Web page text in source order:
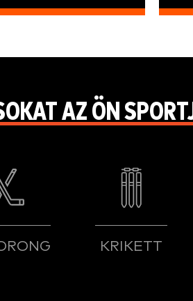
AZ ÖN
KRIKETT